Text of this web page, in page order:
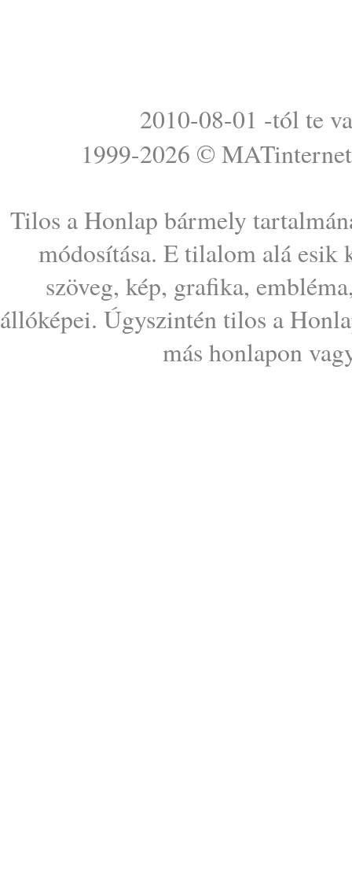
2010-08-01 -tól te
1999-2026 ©MATinternet
Tilos a Honlap bármely
módosítása. E tilalom alá esik
szöveg, kép, grafika,
állóképei. Úgyszintén tilos a
más honlapon